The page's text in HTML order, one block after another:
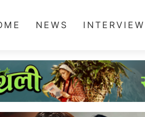
NEWS INTERVIEW